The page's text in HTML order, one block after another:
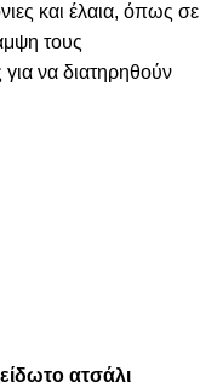
και έλαια, όπως σε
τους
να διατηρηθούν
ατσάλι